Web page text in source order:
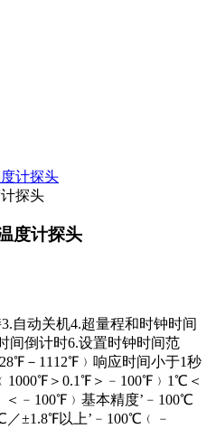
探头
度计探头
自动关机4.超量程和时钟时间
间倒计时6.设置时钟时间范
－1112℉﹚响应时间小于1秒
＞0.1℉＞﹣100℉﹚1℃＜
﹣100℉﹚基本精度’﹣100℃
／±1.8℉以上’﹣100℃﹙﹣